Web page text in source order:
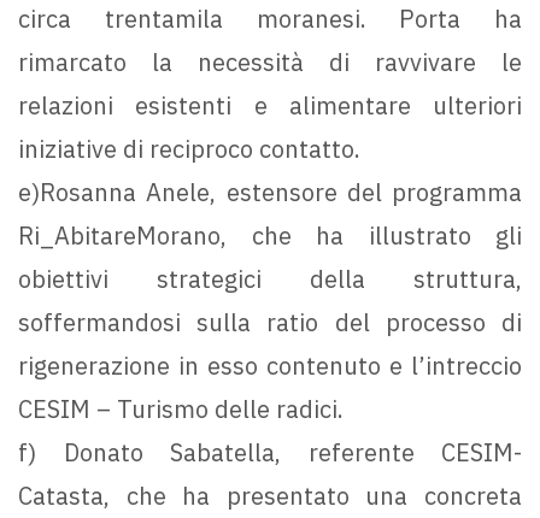
circa trentamila moranesi. Porta ha
rimarcato la necessità di ravvivare le
relazioni esistenti e alimentare ulteriori
iniziative di reciproco contatto.
e)Rosanna Anele, estensore del programma
Ri_AbitareMorano, che ha illustrato gli
obiettivi strategici della struttura,
soffermandosi sulla ratio del processo di
rigenerazione in esso contenuto e l’intreccio
CESIM – Turismo delle radici.
f) Donato Sabatella, referente CESIM-
Catasta, che ha presentato una concreta